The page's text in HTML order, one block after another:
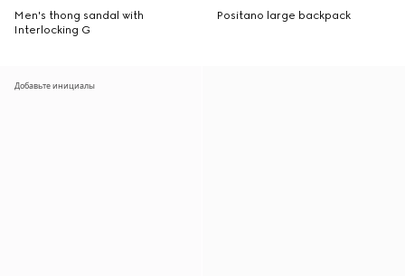
Men's thong sandal with
Interlocking G
Positano large backpack
Добавьте инициалы